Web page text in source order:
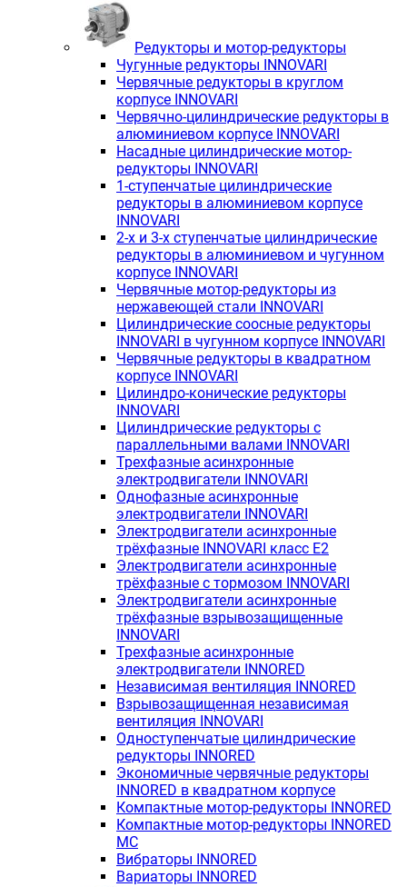
Редукторы и мотор-редукторы
Чугунные редукторы INNOVARI
Червячные редукторы в круглом
корпусе INNOVARI
Червячно-цилиндрические редукторы в
алюминиевом корпусе INNOVARI
Насадные цилиндрические мотор-
редукторы INNOVARI
1-ступенчатые цилиндрические
редукторы в алюминиевом корпусе
INNOVARI
2-х и 3-х ступенчатые цилиндрические
редукторы в алюминиевом и чугунном
корпусе INNOVARI
Червячные мотор-редукторы из
нержавеющей стали INNOVARI
Цилиндрические соосные редукторы
INNOVARI в чугунном корпусе INNOVARI
Червячные редукторы в квадратном
корпусе INNOVARI
Цилиндро-конические редукторы
INNOVARI
Цилиндрические редукторы с
параллельными валами INNOVARI
Трехфазные асинхронные
электродвигатели INNOVARI
Однофазные асинхронные
электродвигатели INNOVARI
Электродвигатели асинхронные
трёхфазные INNOVARI класс E2
Электродвигатели асинхронные
трёхфазные с тормозом INNOVARI
Электродвигатели асинхронные
трёхфазные взрывозащищенные
INNOVARI
Трехфазные асинхронные
электродвигатели INNORED
Независимая вентиляция INNORED
Взрывозащищенная независимая
вентиляция INNOVARI
Одноступенчатые цилиндрические
редукторы INNORED
Экономичные червячные редукторы
INNORED в квадратном корпусе
Компактные мотор-редукторы INNORED
Компактные мотор-редукторы INNORED
MC
Вибраторы INNORED
Вариаторы INNORED